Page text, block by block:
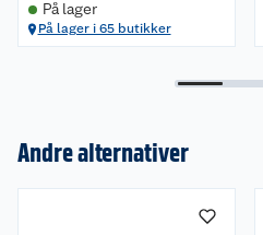
På lager
På lager i 65 butikker
Andre alternativer
Om oss